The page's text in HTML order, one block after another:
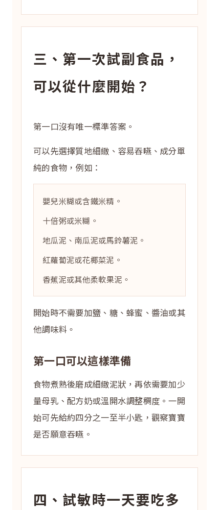
三、第一次試副食品，
可以從什麼開始？
第一口沒有唯一標準答案。
可以先選擇質地細緻、容易吞嚥、成分單
純的食物，例如：
嬰兒米糊或含鐵米精。
十倍粥或米糊。
地瓜泥、南瓜泥或馬鈴薯泥。
紅蘿蔔泥或花椰菜泥。
香蕉泥或其他柔軟果泥。
開始時不需要加鹽、糖、蜂蜜、醬油或其
他調味料。
第一口可以這樣準備
食物煮熟後磨成細緻泥狀，再依需要加少
量母乳、配方奶或溫開水調整稠度。一開
始可先給約四分之一至半小匙，觀察寶寶
是否願意吞嚥。
四、試敏時一天要吃多